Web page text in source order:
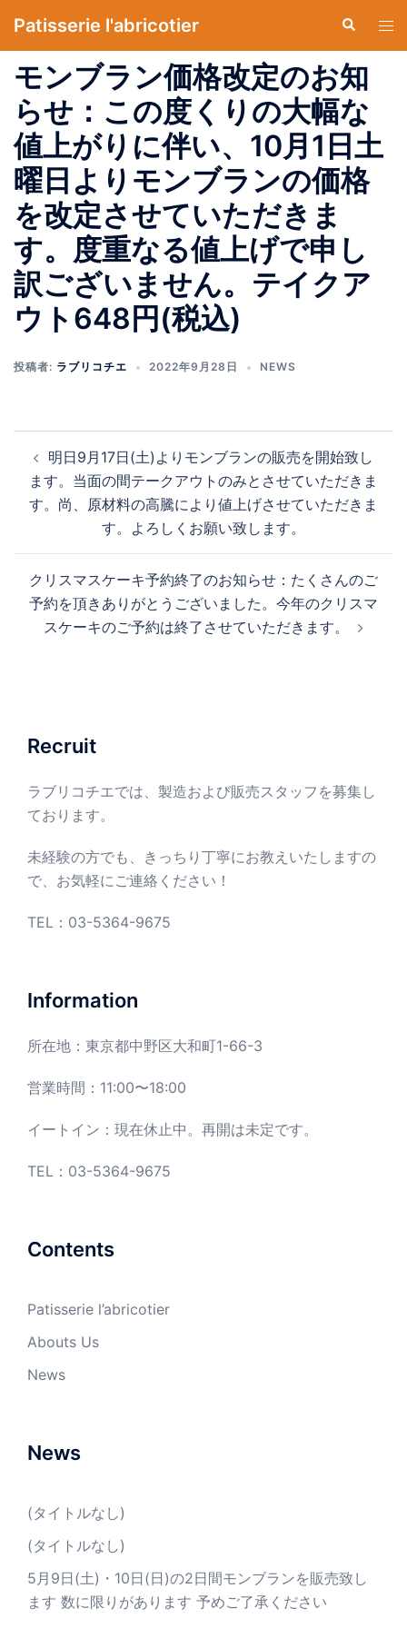
Patisserie l'abricotier
検
索
ト
グ
ュ
モンブラン価格改定のお知
らせ：この度くりの大幅な
値上がりに伴い、10月1日土
曜日よりモンブランの価格
を改定させていただきま
す。度重なる値上げで申し
訳ございません。テイクア
ウト648円(税込)
投稿者: ラブリコチエ 2022年9月28日 NEWS
稿
ナ
ビ
シ
明日9月17日(土)よりモンブランの販売を開始致し
ます。当面の間テークアウトのみとさせていただきま
す。尚、原材料の高騰により値上げさせていただきま
す。よろしくお願い致します。
クリスマスケーキ予約終了のお知らせ：たくさんのご
予約を頂きありがとうございました。今年のクリスマ
スケーキのご予約は終了させていただきます。
Recruit
ラブリコチエでは、製造および販売スタッフを募集し
ております。
未経験の方でも、きっちり丁寧にお教えいたしますの
で、お気軽にご連絡ください！
TEL： 03-5364-9675
Information
所在地：東京都中野区大和町1-66-3
営業時間：11:00〜18:00
イートイン：現在休止中。再開は未定です。
TEL：03-5364-9675
Contents
Patisserie l’abricotier
Abouts Us
News
News
(タイトルなし)
(タイトルなし)
5月9日(土)・10日(日)の2日間モンブランを販売致し
ます 数に限りがあります 予めご了承ください